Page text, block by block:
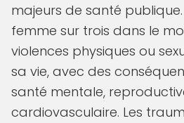
majeurs de santé publique.
femme sur trois dans le
violences physiques ou
sa vie, avec des
santé mentale,
cardiovasculaire. Les